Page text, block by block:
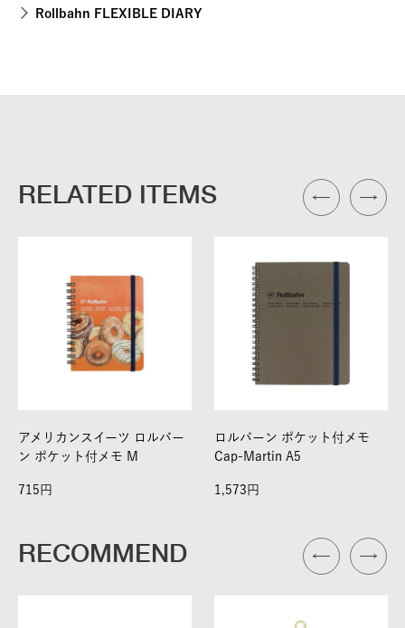
Rollbahn FLEXIBLE DIARY
RELATED ITEMS
アメリカンスイーツ ロルバー
ン ポケット付メモ M
715
ロルバーン ポケット付メモ
Cap-Martin A5
1,573
RECOMMEND